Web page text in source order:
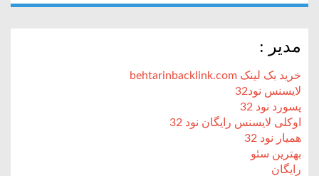
مدیر :
خرید بک لینک behtarinbacklink.com
لایسنس نود32
پسورد نود 32
اوکلی لایسنس رایگان نود 32
همیار نود 32
بهترین سئو
رایگان